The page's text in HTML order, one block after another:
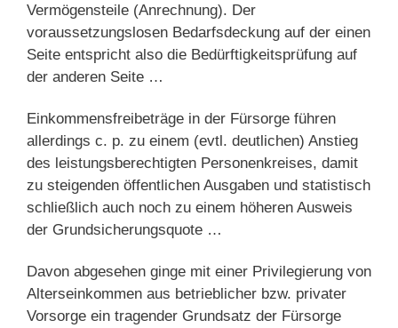
Vermögensteile (Anrechnung). Der
voraussetzungslosen Bedarfsdeckung auf der einen
Seite entspricht also die Bedürftigkeitsprüfung auf
der anderen Seite …
Einkommensfreibeträge in der Fürsorge führen
allerdings c. p. zu einem (evtl. deutlichen) Anstieg
des leistungsberechtigten Personenkreises, damit
zu steigenden öffentlichen Ausgaben und statistisch
schließlich auch noch zu einem höheren Ausweis
der Grundsicherungsquote …
Davon abgesehen ginge mit einer Privilegierung von
Alterseinkommen aus betrieblicher bzw. privater
Vorsorge ein tragender Grundsatz der Fürsorge